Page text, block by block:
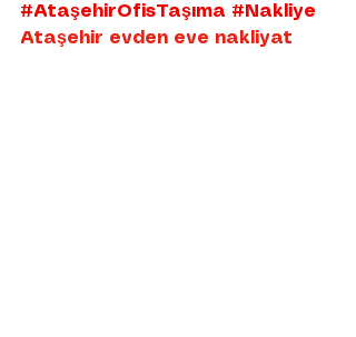
#AtaşehirOfisTaşıma #Nakliye
Ataşehir evden eve nakliyat